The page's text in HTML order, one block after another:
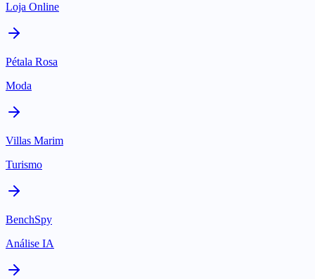
Loja Online
Pétala Rosa
Moda
Villas Marim
Turismo
BenchSpy
Análise IA